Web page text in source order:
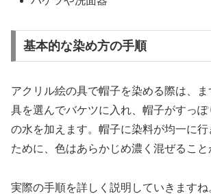
基本的な染め方の手順
アクリル絵の具で帽子を染める際は、
具を選んでバケツに入れ、帽子がすっ
の水を加えます。帽子に染料が均一に
ために、色はあらかじめ濃く混ぜること
実際の手順を詳しく説明していきますね